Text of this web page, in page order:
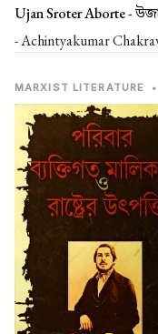
Ujan Sroter Aborte -
- Achintyakumar
MARXIST LITERATURE •